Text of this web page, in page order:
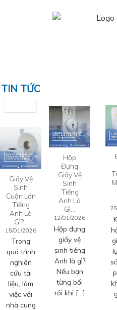
TIN TỨC
Giấy Vệ
Sinh
Cuộn Lớn
Tiếng
Anh Là
Gì?…
15/01/2026
Trong
quá trình
nghiên
cứu tài
liệu, làm
việc với
nhà cung
Hộp
Đựng
Giấy Vệ
Sinh
Tiếng
Anh Là
Gì…
12/01/2026
Hộp đựng
giấy vệ
sinh tiếng
Anh là gì?
Nếu bạn
từng bối
rối khi […]